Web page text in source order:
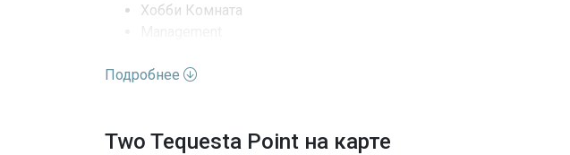
Хобби Комната
Бассейн
Подробнее
Two Tequesta Point на карте